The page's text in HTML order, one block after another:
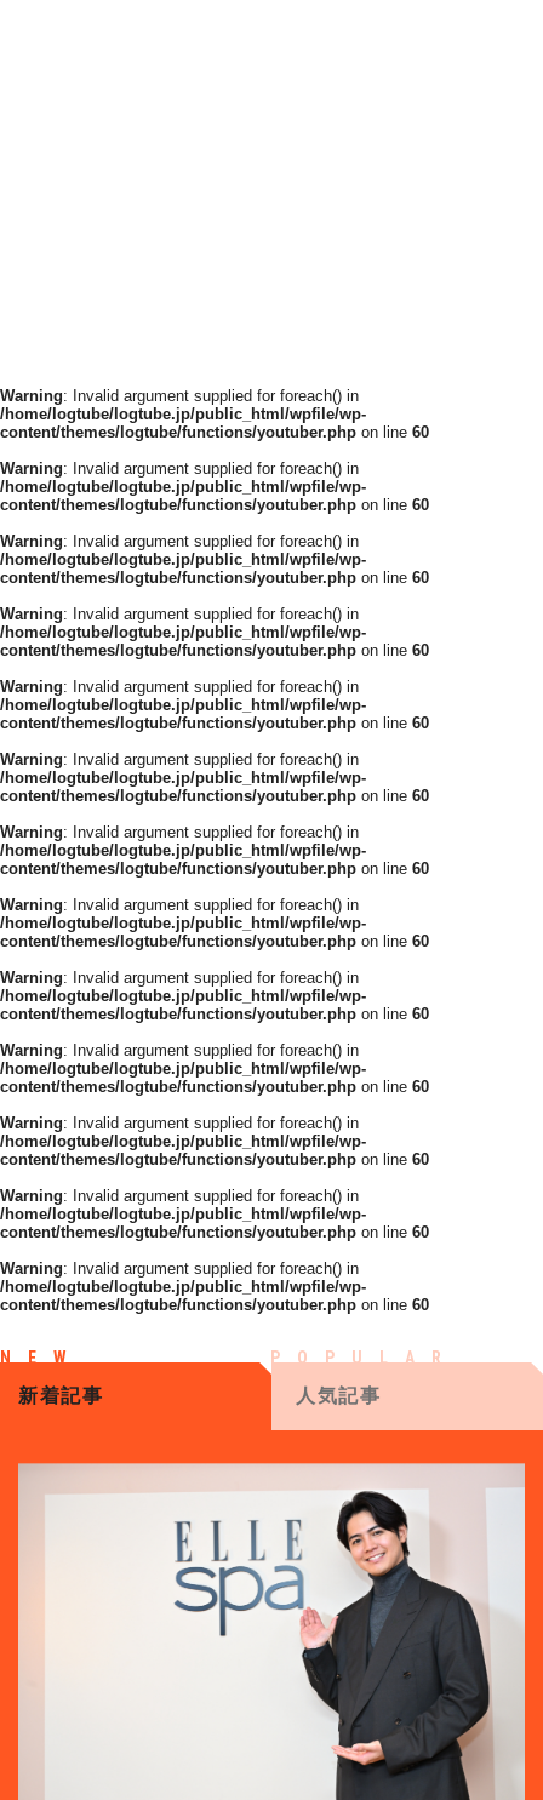
Warning: Invalid argument supplied for foreach() in
/home/logtube/logtube.jp/public_html/wpfile/wp-
content/themes/logtube/functions/youtuber.php on line 60
Warning: Invalid argument supplied for foreach() in
/home/logtube/logtube.jp/public_html/wpfile/wp-
content/themes/logtube/functions/youtuber.php on line 60
Warning: Invalid argument supplied for foreach() in
/home/logtube/logtube.jp/public_html/wpfile/wp-
content/themes/logtube/functions/youtuber.php on line 60
Warning: Invalid argument supplied for foreach() in
/home/logtube/logtube.jp/public_html/wpfile/wp-
content/themes/logtube/functions/youtuber.php on line 60
Warning: Invalid argument supplied for foreach() in
/home/logtube/logtube.jp/public_html/wpfile/wp-
content/themes/logtube/functions/youtuber.php on line 60
Warning: Invalid argument supplied for foreach() in
/home/logtube/logtube.jp/public_html/wpfile/wp-
content/themes/logtube/functions/youtuber.php on line 60
Warning: Invalid argument supplied for foreach() in
/home/logtube/logtube.jp/public_html/wpfile/wp-
content/themes/logtube/functions/youtuber.php on line 60
Warning: Invalid argument supplied for foreach() in
/home/logtube/logtube.jp/public_html/wpfile/wp-
content/themes/logtube/functions/youtuber.php on line 60
Warning: Invalid argument supplied for foreach() in
/home/logtube/logtube.jp/public_html/wpfile/wp-
content/themes/logtube/functions/youtuber.php on line 60
Warning: Invalid argument supplied for foreach() in
/home/logtube/logtube.jp/public_html/wpfile/wp-
content/themes/logtube/functions/youtuber.php on line 60
Warning: Invalid argument supplied for foreach() in
/home/logtube/logtube.jp/public_html/wpfile/wp-
content/themes/logtube/functions/youtuber.php on line 60
Warning: Invalid argument supplied for foreach() in
/home/logtube/logtube.jp/public_html/wpfile/wp-
content/themes/logtube/functions/youtuber.php on line 60
Warning: Invalid argument supplied for foreach() in
/home/logtube/logtube.jp/public_html/wpfile/wp-
content/themes/logtube/functions/youtuber.php on line 60
新着記事 人気記事